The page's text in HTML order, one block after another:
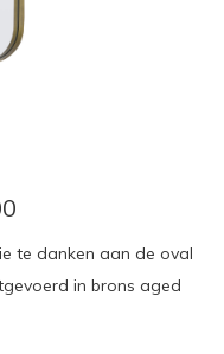
te danken aan de oval
in brons aged